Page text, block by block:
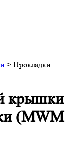
> Прокладки
крышки
(MWM